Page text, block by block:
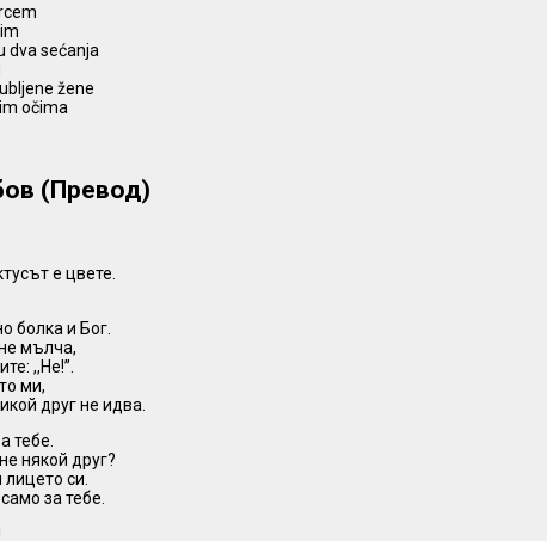
dva sećanja
žene
očima
(Превод)
е цвете.
болка и Бог.
мълча,
,,Не!”.
ми,
друг не идва.
тебе.
някой друг?
си.
за тебе.